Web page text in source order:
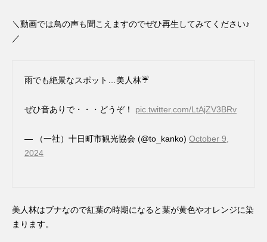
＼動画では鳥の声も聞こえますのでぜひ再生してみてください♪
／
雨でも絶景なスポット…美人林☔
ぜひ音ありで・・・どうぞ！ pic.twitter.com/LtAjZV3BRv
— （一社）十日町市観光協会 (@to_kanko) October 9,
2024
美人林はブナなので紅葉の時期になると葉が黄色やオレンジに染
まります。